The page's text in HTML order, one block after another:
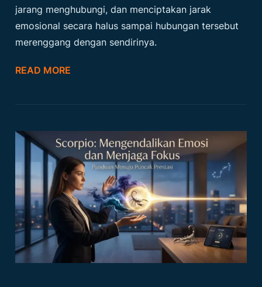
jarang menghubungi, dan menciptakan jarak
emosional secara halus sampai hubungan tersebut
merenggang dengan sendirinya.
READ MORE